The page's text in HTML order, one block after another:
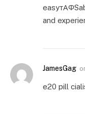
and
JamesGag
e20 pill